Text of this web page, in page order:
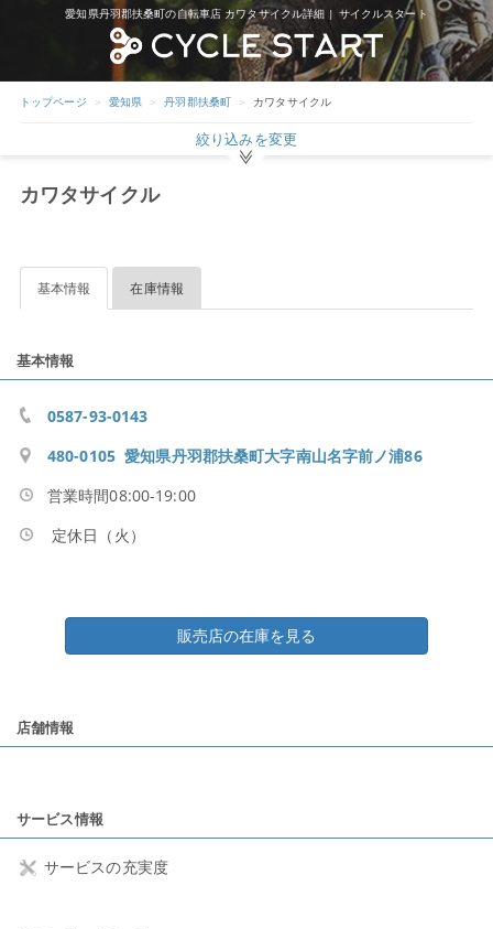
愛知県丹羽郡扶桑町の自転車店 カワタサイクル詳細 | サイクルスタート
トップページ 愛知県 丹羽郡扶桑町 カワタサイクル
絞り込みを変更
カワタサイクル
基本情報 在庫情報
基本情報
0587-93-0143
480-0105 愛知県丹羽郡扶桑町大字南山名字前ノ浦86
営業時間08:00-19:00
定休日（火）
販売店の在庫を見る
店舗情報
サービス情報
サービスの充実度